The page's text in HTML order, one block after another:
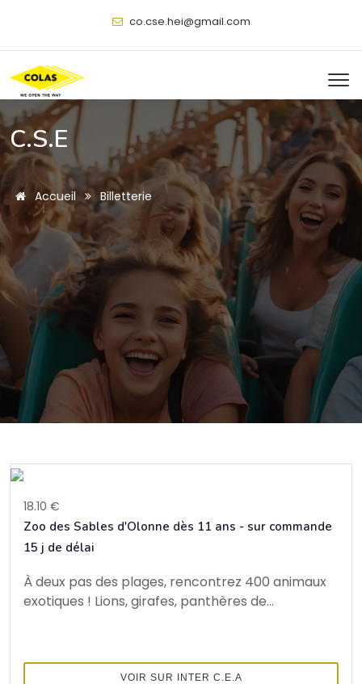
@
C.S.E
Accueil Billetterie
18.10 €
Zoo des Sables d'Olonne dès 11 ans - sur commande
15 j de délai
À deux pas des plages, rencontrez 400 animaux
exotiques ! Lions, girafes, panthères de...
VOIR SUR INTER C.E.A